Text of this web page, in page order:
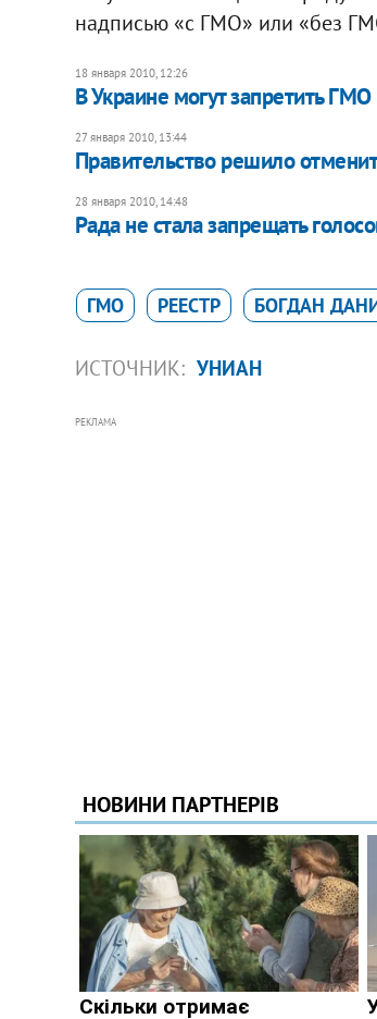
надписью «с ГМО» или «без
18 января 2010, 12:26
В Украине могут запретить ГМО
27 января 2010, 13:44
Правительство решило
28 января 2010, 14:48
Рада не стала запрещать
ГМО РЕЕСТР БОГДАН
ИСТОЧНИК: УНИАН
РЕКЛАМА